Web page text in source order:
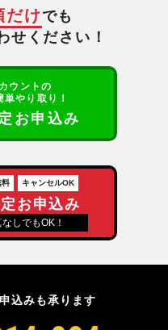
だけ でも
せください！
ウントの
やり取り！
お申込み
料 キャンセルOK
お申込み
しでもOK！
込みも承ります